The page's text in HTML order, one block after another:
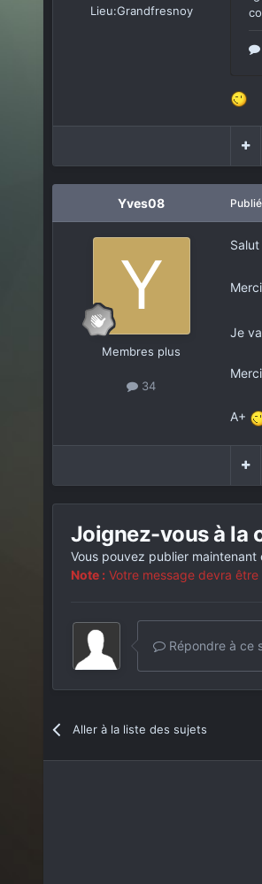
Lieu:Grandfresnoy
Yves08
Membres plus
34
Publié
Salut
Je
A+
Joignez-vous à la
Vous pouvez publier
Note : Votre message devra
Répondre à ce
Aller à la liste des sujets